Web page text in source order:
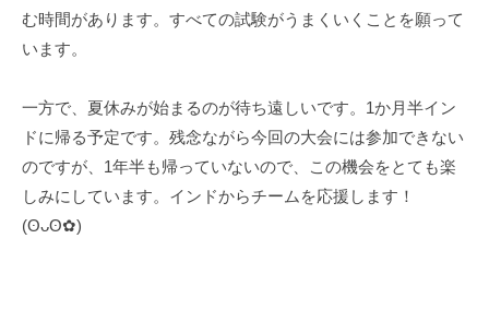
プ
ロ
ェ
ク
ト
a
r
m
u
l
む時間があります。すべての試験がうまくいくことを願って
います。
一方で、夏休みが始まるのが待ち遠しいです。1か月半イン
ドに帰る予定です。残念ながら今回の大会には参加できない
のですが、1年半も帰っていないので、この機会をとても楽
しみにしています。インドからチームを応援します！
(⁠ʘ⁠ᴗ⁠ʘ⁠✿⁠)